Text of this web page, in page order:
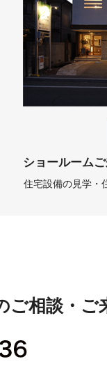
ショールーム
住宅設備の見学・
ご相談・ご